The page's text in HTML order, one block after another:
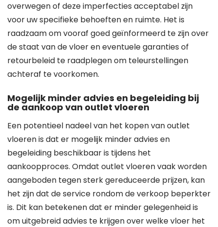
overwegen of deze imperfecties acceptabel zijn
voor uw specifieke behoeften en ruimte. Het is
raadzaam om vooraf goed geïnformeerd te zijn over
de staat van de vloer en eventuele garanties of
retourbeleid te raadplegen om teleurstellingen
achteraf te voorkomen.
Mogelijk minder advies en begeleiding bij
de aankoop van outlet vloeren
Een potentieel nadeel van het kopen van outlet
vloeren is dat er mogelijk minder advies en
begeleiding beschikbaar is tijdens het
aankoopproces. Omdat outlet vloeren vaak worden
aangeboden tegen sterk gereduceerde prijzen, kan
het zijn dat de service rondom de verkoop beperkter
is. Dit kan betekenen dat er minder gelegenheid is
om uitgebreid advies te krijgen over welke vloer het